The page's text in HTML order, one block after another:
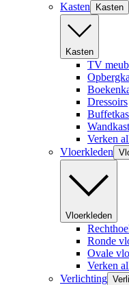
Kasten
Kasten
Kasten
TV
Dressoirs
Verken
Vloerkleden
Vloerkleden
Ronde
Ovale
Verken
Verlichting